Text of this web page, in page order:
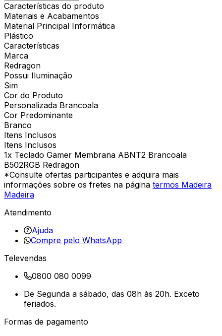
Características do produto
Materiais e Acabamentos
Material Principal Informática
Plástico
Características
Marca
Redragon
Possui Iluminação
Sim
Cor do Produto
Personalizada Brancoala
Cor Predominante
Branco
Itens Inclusos
Itens Inclusos
1x Teclado Gamer Membrana ABNT2 Brancoala
B502RGB Redragon
*Consulte ofertas participantes e adquira mais
informações sobre os fretes na página termos Madeira
Madeira
Atendimento
Ajuda
Compre pelo WhatsApp
Televendas
0800 080 0099
De Segunda a sábado, das 08h às 20h. Exceto
feriados.
Formas de pagamento